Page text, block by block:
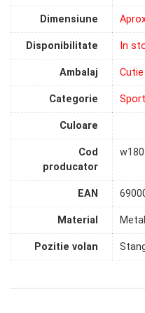
Dimensiune
Disponibilitate In
Ambalaj
Categorie Sport
Culoare
Cod
producator
EAN
Material Metal
Pozitie volan